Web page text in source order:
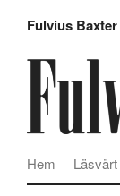
Fulvius Baxter
Läsvärt
Hem